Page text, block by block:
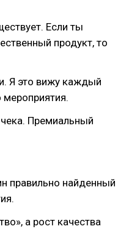
Если ты
продукт, то
Я это вижу каждый
Премиальный
правильно найденный
а рост качества